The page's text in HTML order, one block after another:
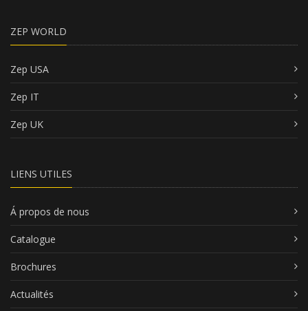
ZEP WORLD
Zep USA
Zep IT
Zep UK
LIENS UTILES
Á propos de nous
Catalogue
Brochures
Actualités